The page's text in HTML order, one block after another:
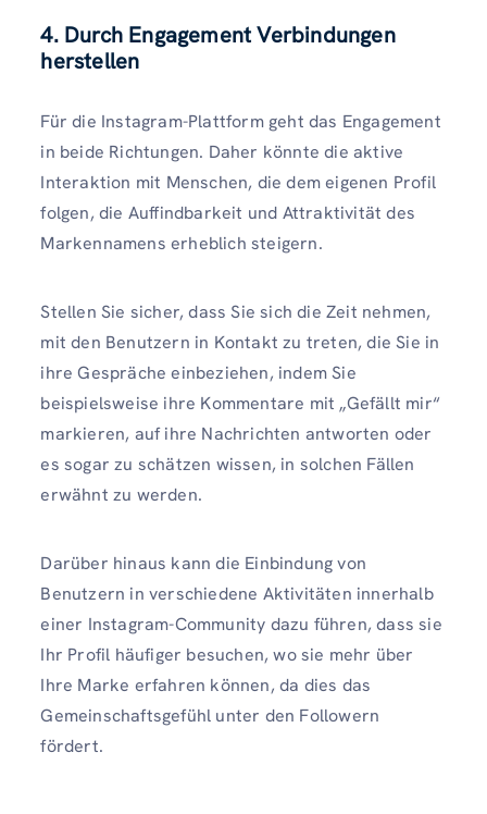
4. Durch Engagement Verbindungen
herstellen
Für die Instagram-Plattform geht das Engagement
in beide Richtungen. Daher könnte die aktive
Interaktion mit Menschen, die dem eigenen Profil
folgen, die Auffindbarkeit und Attraktivität des
Markennamens erheblich steigern.
Stellen Sie sicher, dass Sie sich die Zeit nehmen,
mit den Benutzern in Kontakt zu treten, die Sie in
ihre Gespräche einbeziehen, indem Sie
beispielsweise ihre Kommentare mit „Gefällt mir“
markieren, auf ihre Nachrichten antworten oder
es sogar zu schätzen wissen, in solchen Fällen
erwähnt zu werden.
Darüber hinaus kann die Einbindung von
Benutzern in verschiedene Aktivitäten innerhalb
einer Instagram-Community dazu führen, dass sie
Ihr Profil häufiger besuchen, wo sie mehr über
Ihre Marke erfahren können, da dies das
Gemeinschaftsgefühl unter den Followern
fördert.